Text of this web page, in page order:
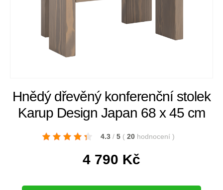
Hnědý dřevěný konferenční stolek
Karup Design Japan 68 x 45 cm
4.3 / 5 ( 20 hodnocení )
4 790 Kč